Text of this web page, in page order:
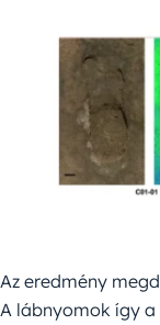
Az eredmény
A lábnyomok így